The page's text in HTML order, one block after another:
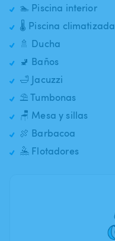
🏊 Piscina interior
🌡️ Piscina climatizada
🚿 Ducha
🚽 Baños
🛁 Jacuzzi
⛱️ Tumbonas
🪑 Mesa y sillas
🍖 Barbacoa
🤽 Flotadores